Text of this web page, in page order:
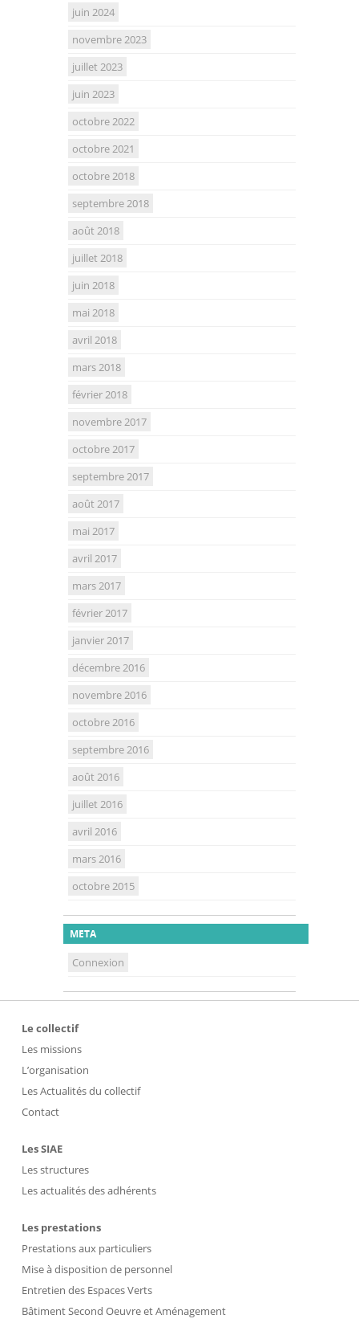
juin 2024
novembre 2023
juillet 2023
juin 2023
octobre 2022
octobre 2021
octobre 2018
septembre 2018
août 2018
juillet 2018
juin 2018
mai 2018
avril 2018
mars 2018
février 2018
novembre 2017
octobre 2017
septembre 2017
août 2017
mai 2017
avril 2017
mars 2017
février 2017
janvier 2017
décembre 2016
novembre 2016
octobre 2016
septembre 2016
août 2016
juillet 2016
avril 2016
mars 2016
octobre 2015
META
Connexion
Le collectif
Les missions
L’organisation
Les Actualités du collectif
Contact
Les SIAE
Les structures
Les actualités des adhérents
Les prestations
Prestations aux particuliers
Mise à disposition de personnel
Entretien des Espaces Verts
Bâtiment Second Oeuvre et Aménagement